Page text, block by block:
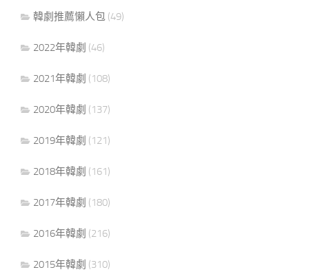
韓劇推薦懶人包 (49)
2022年韓劇 (46)
2021年韓劇 (108)
2020年韓劇 (137)
2019年韓劇 (121)
2018年韓劇 (161)
2017年韓劇 (180)
2016年韓劇 (216)
2015年韓劇 (310)